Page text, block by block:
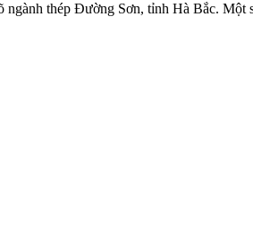
thép Đường Sơn, tỉnh Hà Bắc. Một